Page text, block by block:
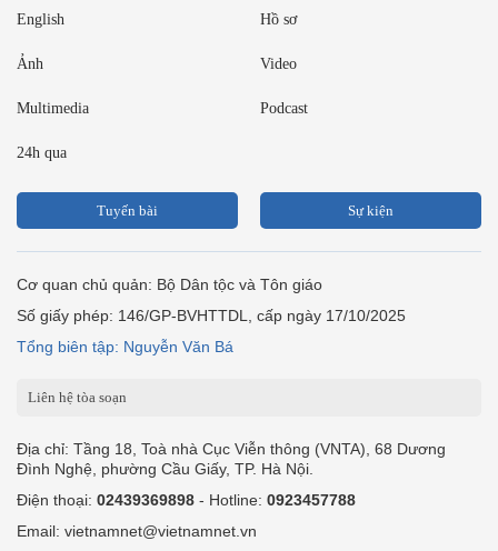
English Hồ sơ
Ảnh Video
Multimedia Podcast
24h qua
Tuyến bài Sự kiện
Cơ quan chủ quản: Bộ Dân tộc và Tôn giáo
Số giấy phép: 146/GP-BVHTTDL, cấp ngày 17/10/2025
Tổng biên tập: Nguyễn Văn Bá
Liên hệ tòa soạn
Địa chỉ: Tầng 18, Toà nhà Cục Viễn thông (VNTA), 68 Dương
Đình Nghệ, phường Cầu Giấy, TP. Hà Nội.
Điện thoại: 02439369898 - Hotline: 0923457788
Email: vietnamnet@vietnamnet.vn